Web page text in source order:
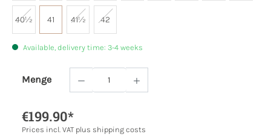
40½ 41 41½ 42
Available, delivery time: 3-4 weeks
Menge
Product Quantity: Enter the desired
€199.90*
Prices incl. VAT plus shipping costs